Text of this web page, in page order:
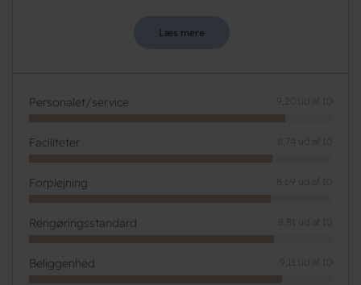
Læs mere
Personalet/service 9,20 ud af 10
Faciliteter 8,74 ud af 10
Forplejning 8,69 ud af 10
Rengøringsstandard 8,81 ud af 10
Beliggenhed 9,11 ud af 10